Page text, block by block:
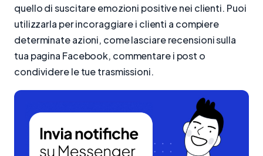
quello di suscitare emozioni positive nei clienti. Puoi
utilizzarla per incoraggiare i clienti a compiere
determinate azioni, come lasciare recensioni sulla
tua pagina Facebook, commentare i post o
condividere le tue trasmissioni.